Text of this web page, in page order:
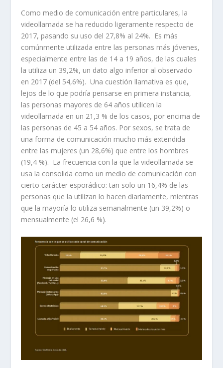
Como medio de comunicación entre particulares, la
videollamada se ha reducido ligeramente respecto de
2017, pasando su uso del 27,8% al 24%. Es más
comúnmente utilizada entre las personas más jóvenes,
especialmente entre las de 14 a 19 años, de las cuales
la utiliza un 39,2%, un dato algo inferior al observado
en 2017 (del 54,6%). Una cuestión llamativa es que,
lejos de lo que podría pensarse en primera instancia,
las personas mayores de 64 años utilicen la
videollamada en un 21,3 % de los casos, por encima de
las personas de 45 a 54 años. Por sexos, se trata de
una forma de comunicación mucho más extendida
entre las mujeres (un 28,6%) que entre los hombres
(19,4 %). La frecuencia con la que la videollamada se
usa la consolida como un medio de comunicación con
cierto carácter esporádico: tan solo un 16,4% de las
personas que la utilizan lo hacen diariamente, mientras
que la mayoría lo utiliza semanalmente (un 39,2%) o
mensualmente (el 26,6 %).